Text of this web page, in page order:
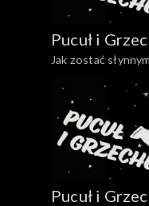
Pucuł i
Jak zostać
Pucuł i